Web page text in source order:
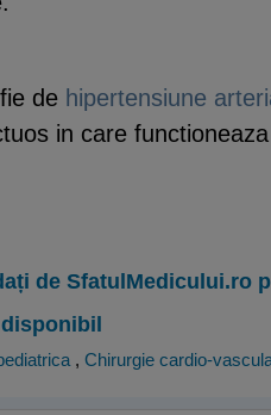
de hipertensiune
in care
de SfatulMedicului.ro
, Chirurgie cardio-